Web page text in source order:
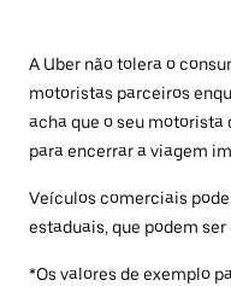
A Uber não tolera o
motoristas parceiros
acha que o seu motorista
para encerrar a viagem
Veículos comerciais
estaduais, que podem
*Os valores de exemplo